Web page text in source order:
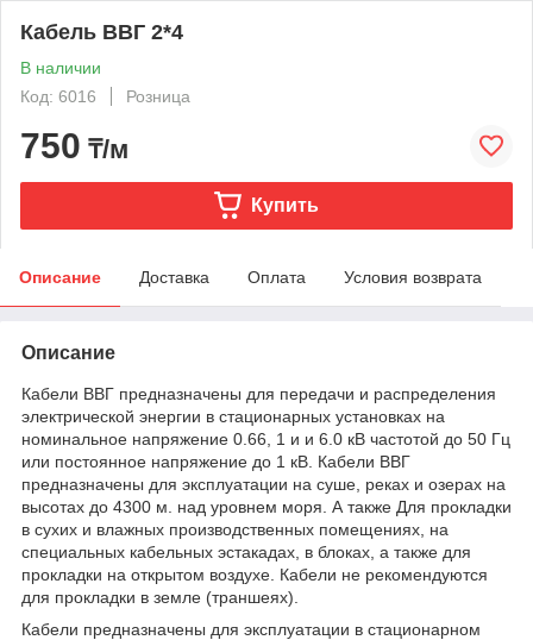
Кабель ВВГ 2*4
В наличии
Код: 6016
Розница
750 ₸/м
Купить
Описание Доставка Оплата Условия возврата
Описание
Кабели ВВГ предназначены для передачи и распределения
электрической энергии в стационарных установках на
номинальное напряжение 0.66, 1 и и 6.0 кВ частотой до 50 Гц
или постоянное напряжение до 1 кВ. Кабели ВВГ
предназначены для эксплуатации на суше, реках и озерах на
высотах до 4300 м. над уровнем моря. А также Для прокладки
в сухих и влажных производственных помещениях, на
специальных кабельных эстакадах, в блоках, а также для
прокладки на открытом воздухе. Кабели не рекомендуются
для прокладки в земле (траншеях).
Кабели предназначены для эксплуатации в стационарном